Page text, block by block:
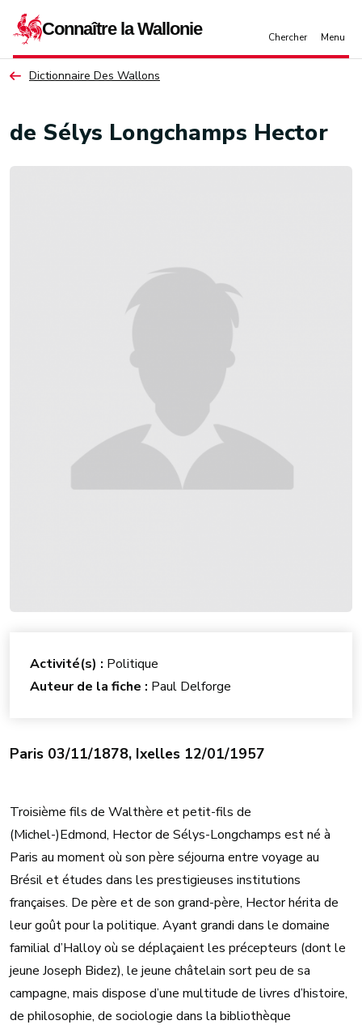
Dictionnaire Des Wallons
de Sélys Longchamps Hector
Paris 03/11/1878, Ixelles 12/01/1957
Troisième fils de Walthère et petit-fils de
(Michel-)Edmond, Hector de Sélys-Longchamps est né à
Paris au moment où son père séjourna entre voyage au
Brésil et études dans les prestigieuses institutions
françaises. De père et de son grand-père, Hector hérita de
leur goût pour la politique. Ayant grandi dans le domaine
familial d’Halloy où se déplaçaient les précepteurs (dont le
jeune Joseph Bidez), le jeune châtelain sort peu de sa
campagne, mais dispose d’une multitude de livres d’histoire,
de philosophie, de sociologie dans la bibliothèque
Activité(s) : Politique
Auteur de la fiche : Paul Delforge